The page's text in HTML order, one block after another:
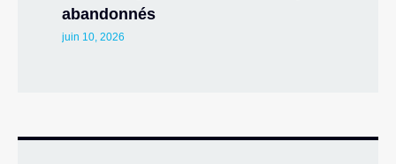
abandonnés
juin 10, 2026